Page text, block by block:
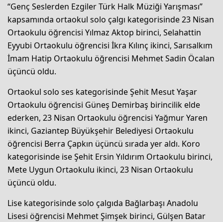
“Genç Seslerden Ezgiler Türk Halk Müziği Yarışması”
kapsamında ortaokul solo çalgı kategorisinde 23 Nisan
Ortaokulu öğrencisi Yılmaz Aktop birinci, Selahattin
Eyyubi Ortaokulu öğrencisi İkra Kılınç ikinci, Sarısalkım
İmam Hatip Ortaokulu öğrencisi Mehmet Sadin Öcalan
üçüncü oldu.
Ortaokul solo ses kategorisinde Şehit Mesut Yaşar
Ortaokulu öğrencisi Güneş Demirbaş birincilik elde
ederken, 23 Nisan Ortaokulu öğrencisi Yağmur Yaren
ikinci, Gaziantep Büyükşehir Belediyesi Ortaokulu
öğrencisi Berra Çapkın üçüncü sırada yer aldı. Koro
kategorisinde ise Şehit Ersin Yıldırım Ortaokulu birinci,
Mete Uygun Ortaokulu ikinci, 23 Nisan Ortaokulu
üçüncü oldu.
Lise kategorisinde solo çalgıda Bağlarbaşı Anadolu
Lisesi öğrencisi Mehmet Şimşek birinci, Gülşen Batar